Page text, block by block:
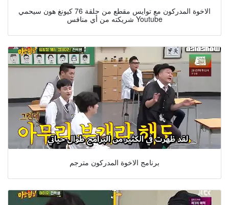
الاخوة المدركون مع توايس مقطع من حلقة 76 كيونغ هون سيحمي
شريكته من أي منافس Youtube
برنامج الاخوة المدركون مترجم